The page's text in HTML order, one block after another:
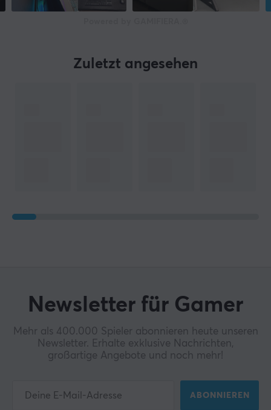
Zuletzt angesehen
Newsletter für Gamer
Mehr als 400.000 Spieler abonnieren heute unseren
Newsletter. Erhalte exklusive Nachrichten,
großartige Angebote und noch mehr!
ABONNIEREN